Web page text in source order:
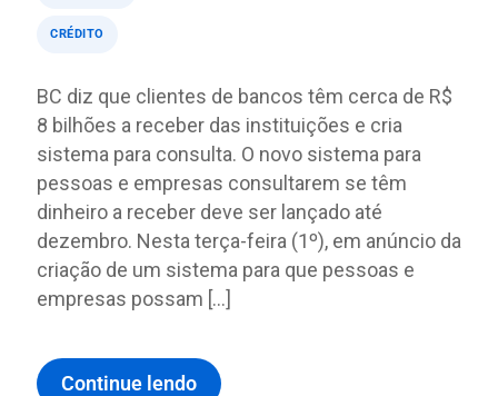
CRÉDITO
BC diz que clientes de bancos têm cerca de R$
8 bilhões a receber das instituições e cria
sistema para consulta. O novo sistema para
pessoas e empresas consultarem se têm
dinheiro a receber deve ser lançado até
dezembro. Nesta terça-feira (1º), em anúncio da
criação de um sistema para que pessoas e
empresas possam […]
Continue lendo